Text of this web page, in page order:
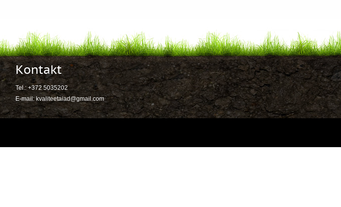
Kontakt
Tel.: +372 5035202
E-mail: kvaliteetaiad@gmail.com